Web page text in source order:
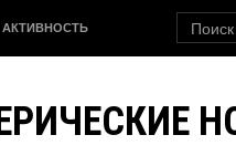
АКТИВНОСТЬ